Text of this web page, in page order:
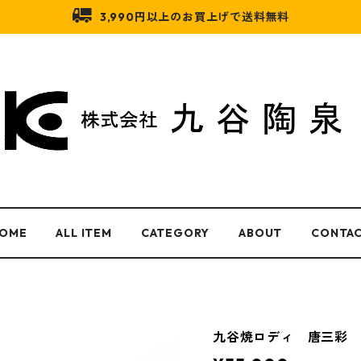
3,990円以上のお買上げで送料無料
ALL ITEM CATEGORY ABOUT
九谷焼ロディ 唐三彩